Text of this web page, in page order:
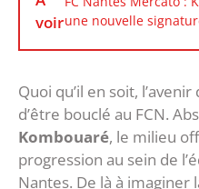
voirune nouvelle
Quoi qu’il en soit,
d’être bouclé au FCN.
Kombouaré, le milieu
progression au sein de
Nantes. De là à imaginer